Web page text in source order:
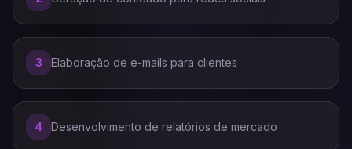
3 Elaboração de e-mails para clientes
4 Desenvolvimento de relatórios de mercado